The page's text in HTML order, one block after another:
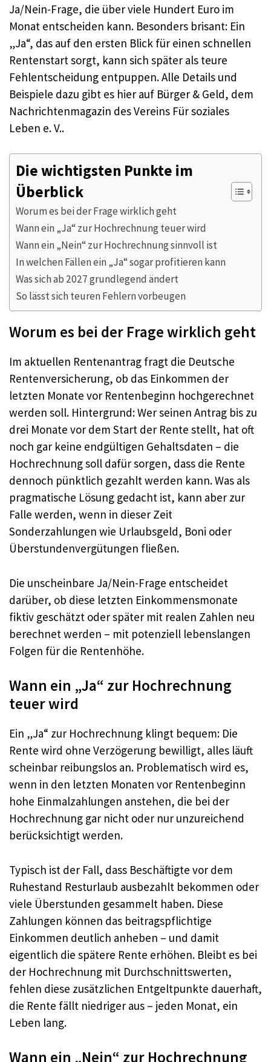
Ja/Nein-Frage, die über viele Hundert Euro im
Monat entscheiden kann. Besonders brisant: Ein
„Ja“, das auf den ersten Blick für einen schnellen
Rentenstart sorgt, kann sich später als teure
Fehlentscheidung entpuppen. Alle Details und
Beispiele dazu gibt es hier auf Bürger & Geld, dem
Nachrichtenmagazin des Vereins Für soziales
Leben e. V..
Die wichtigsten Punkte im
Überblick
Worum es bei der Frage wirklich geht
Wann ein „Ja“ zur Hochrechnung teuer wird
Wann ein „Nein“ zur Hochrechnung sinnvoll ist
In welchen Fällen ein „Ja“ sogar profitieren kann
Was sich ab 2027 grundlegend ändert
So lässt sich teuren Fehlern vorbeugen
Worum es bei der Frage wirklich geht
Im aktuellen Rentenantrag fragt die Deutsche
Rentenversicherung, ob das Einkommen der
letzten Monate vor Rentenbeginn hochgerechnet
werden soll. Hintergrund: Wer seinen Antrag bis zu
drei Monate vor dem Start der Rente stellt, hat oft
noch gar keine endgültigen Gehaltsdaten – die
Hochrechnung soll dafür sorgen, dass die Rente
dennoch pünktlich gezahlt werden kann. Was als
pragmatische Lösung gedacht ist, kann aber zur
Falle werden, wenn in dieser Zeit
Sonderzahlungen wie Urlaubsgeld, Boni oder
Überstundenvergütungen fließen.
Die unscheinbare Ja/Nein-Frage entscheidet
darüber, ob diese letzten Einkommensmonate
fiktiv geschätzt oder später mit realen Zahlen neu
berechnet werden – mit potenziell lebenslangen
Folgen für die Rentenhöhe.
Wann ein „Ja“ zur Hochrechnung
teuer wird
Ein „Ja“ zur Hochrechnung klingt bequem: Die
Rente wird ohne Verzögerung bewilligt, alles läuft
scheinbar reibungslos an. Problematisch wird es,
wenn in den letzten Monaten vor Rentenbeginn
hohe Einmalzahlungen anstehen, die bei der
Hochrechnung gar nicht oder nur unzureichend
berücksichtigt werden.
Typisch ist der Fall, dass Beschäftigte vor dem
Ruhestand Resturlaub ausbezahlt bekommen oder
viele Überstunden gesammelt haben. Diese
Zahlungen können das beitragspflichtige
Einkommen deutlich anheben – und damit
eigentlich die spätere Rente erhöhen. Bleibt es bei
der Hochrechnung mit Durchschnittswerten,
fehlen diese zusätzlichen Entgeltpunkte dauerhaft,
die Rente fällt niedriger aus – jeden Monat, ein
Leben lang.
Wann ein „Nein“ zur Hochrechnung